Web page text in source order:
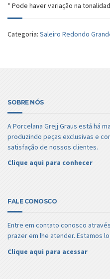
* Pode haver variação na
Categoria: Saleiro Redondo
SOBRE NÓS
A Porcelana Grejj Graus está há
produzindo peças exclusivas e
satisfação de nossos clientes.
Clique aqui para conhecer
FALE CONOSCO
Entre em contato conosco
prazer em lhe atender. Estamos
Clique aqui para acessar